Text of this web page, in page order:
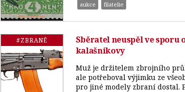
aukce filatelie
#ZBRANĚ
Sběratel neuspěl ve sporu
kalašnikovy
Muž je držitelem zbrojního
ale potřeboval výjimku ze
pro jiné modely zbraní dostal.